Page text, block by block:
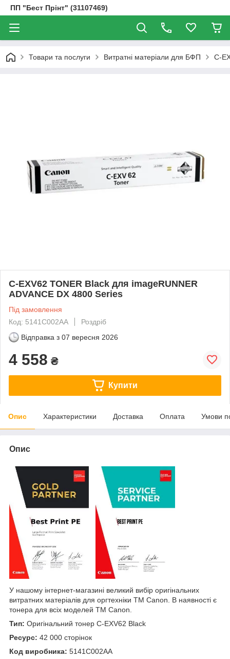
ПП "Бест Прінт" (31107469)
Товари та послуги Витратні матеріали для БФП C-
C-EXV62 TONER Black для imageRUNNER
ADVANCE DX 4800 Series
Під замовлення
Код: 5141C002AA
Роздріб
Відправка з 07 вересня 2026
4 558 ₴
Купити
Опис Характеристики Доставка Оплата Умови
Опис
У нашому інтернет-магазині великий вибір оригінальних
витратних матеріалів для оргтехніки TM Canon . В наявності є
тонера для всіх моделей TM Canon
Тип: Оригінальний тонер C-EXV62 Black
Ресурс: 42 000 сторінок
Код виробника: 5141C002AA